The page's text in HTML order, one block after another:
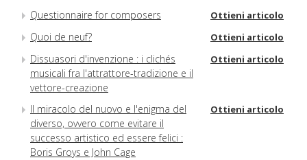
Questionnaire for composers Ottieni articolo
Quoi de neuf? Ottieni articolo
Dissuasori d'invenzione : i clichés
musicali fra l'attrattore-tradizione e il
vettore-creazione
Ottieni articolo
Il miracolo del nuovo e l'enigma del
diverso, ovvero come evitare il
successo artistico ed essere felici :
Boris Groys e John Cage
Ottieni articolo